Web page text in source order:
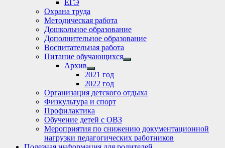
ЕГЭ
Охрана труда
Методическая работа
Дошкольное образование
Дополнительное образование
Воспитательная работа
Питание обучающихся
Show
Архив
Show
sub
menu
2021 год
2022 год
Организация детского отдыха
Физкультура и спорт
Профилактика
Обучение детей с ОВЗ
Мероприятия по снижению документационной
нагрузки педагогических работников